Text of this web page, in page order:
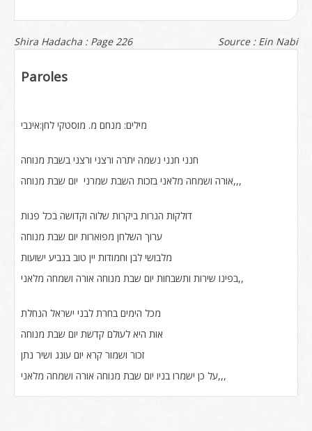
Shira Hadacha : Page 226 Source : Ein Nabi
Paroles
מילים: מנחם מ. מוסטקי לחן:אינבי
חנני חנני נשמה יתרה ורצני ורצני בשבת מנוחה
אורה ושמחה מלאני בזכות השבת שמרני יום שבת מנוחה,,,
דולקות הנרות ביקרות שלוה וקדושה בכל פנות
ערוך השלחן מפוארות יום שבת מנוחה
מלבושי לבן וחמודות יין טוב בגביע ישועות
בפינו שירות ותשבחות יום שבת מנוחה אורה ושמחה מלאני,,
מכל הימים בחרת לבני ישראל הנחלת
אות היא לעולם קדשת יום שבת מנוחה
זכור ושמור קרא יום עונג ושיר נתן
על כן ישמרו בניו יום שבת מנוחה אורה ושמחה מלאני,,,